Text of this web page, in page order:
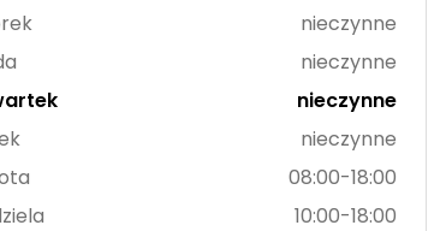
nieczynne
nieczynne
nieczynne
nieczynne
08:00-18:00
10:00-18:00